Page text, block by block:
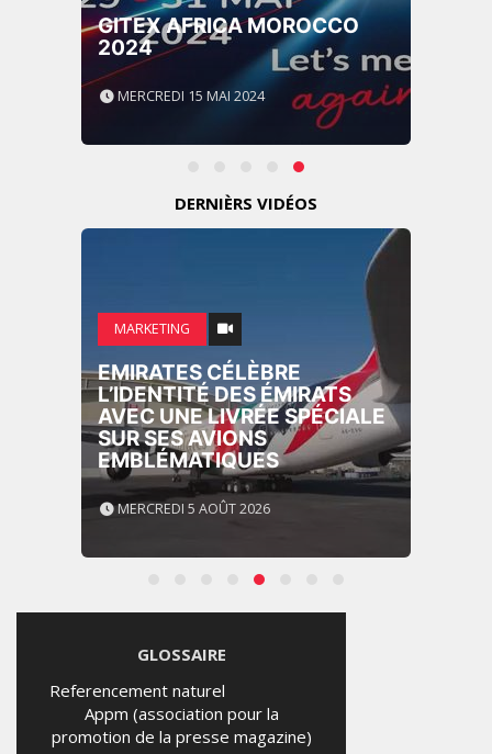
GITEX AFRICA MOROCCO
2024
MERCREDI 15 MAI 2024
DERNIÈRS VIDÉOS
MARKETING
EMIRATES CÉLÈBRE
L’IDENTITÉ DES ÉMIRATS
AVEC UNE LIVRÉE SPÉCIALE
SUR SES AVIONS
EMBLÉMATIQUES
MERCREDI 5 AOÛT 2026
GLOSSAIRE
Referencement naturel
Appm (association pour la
promotion de la presse magazine)